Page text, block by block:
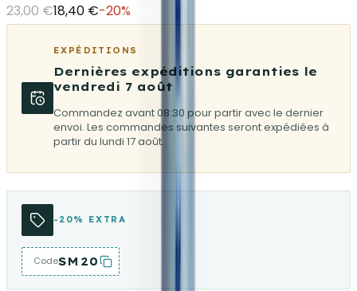
23,00 €18,40 €-20%
EXPÉDITIONS
Dernières expéditions garanties le
vendredi 7 août
Commandez avant 08:30 pour partir avec le dernier
envoi. Les commandes suivantes seront expédiées à
partir du lundi 17 août.
-20% EXTRA
CodeSM20